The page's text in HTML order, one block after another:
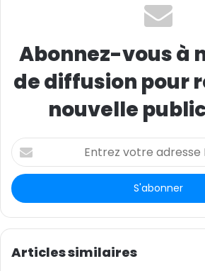
Dschang, les investisseurs chinois
manière régulière avec les autorités
Cameroun et les collectivités
procéder à une visite de
Abonnez-vous à
de diffusion pour
nouvelle
E
n
r
e
z
o
Articles similaires